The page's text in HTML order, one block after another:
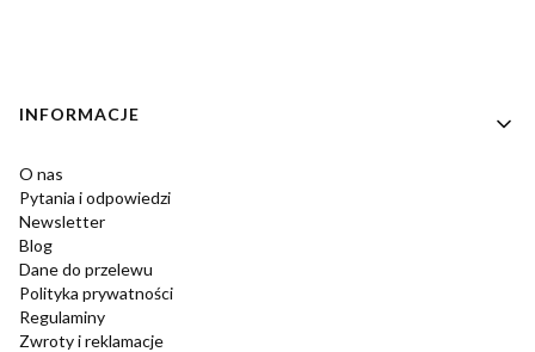
Linki w stopce
INFORMACJE
O nas
Pytania i odpowiedzi
Newsletter
Blog
Dane do przelewu
Polityka prywatności
Regulaminy
Zwroty i reklamacje